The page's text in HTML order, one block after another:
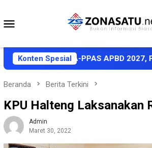
konten
Konten Spesial
Sepakati KUA-PPAS APBD 2027,
Beranda Berita Terkini
KPU Halteng Laksanakan
Admin
Maret 30, 2022